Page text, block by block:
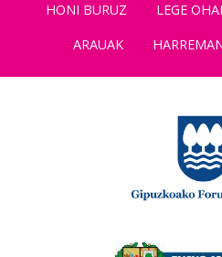
HONI BURUZ LEGE
ARAUAK